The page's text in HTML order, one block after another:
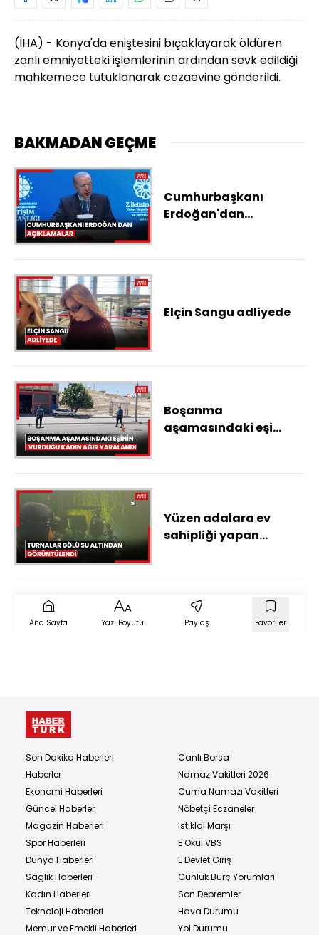
(İHA) - Konya'da eniştesini bıçaklayarak öldüren
zanlı emniyetteki işlemlerinin ardından sevk edildiği
mahkemece tutuklanarak cezaevine gönderildi.
BAKMADAN GEÇME
Cumhurbaşkanı
Erdoğan'dan
Elçin Sangu adliyede
Boşanma
aşamasındaki eşi
yaralandı
Yüzen adalara ev
sahipliği yapan
Ana Sayfa Yazı Boyutu Paylaş Favoriler
Son Dakika Haberleri
Haberler
Ekonomi Haberleri
Güncel Haberler
Magazin Haberleri
Spor Haberleri
Dünya Haberleri
Sağlık Haberleri
Kadın Haberleri
Teknoloji Haberleri
Memur ve Emekli Haberleri
Canlı Borsa
Namaz Vakitleri 2026
Cuma Namazı Vakitleri
Nöbetçi Eczaneler
İstiklal Marşı
E Okul VBS
E Devlet Giriş
Günlük Burç Yorumları
Son Depremler
Hava Durumu
Yol Durumu